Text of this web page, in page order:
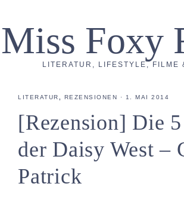
Miss Foxy
LITERATUR, LIFESTYLE, FILME
LITERATUR REZENSIONEN · 1. MAI 2014
[Rezension] Die
der Daisy West –
Patrick